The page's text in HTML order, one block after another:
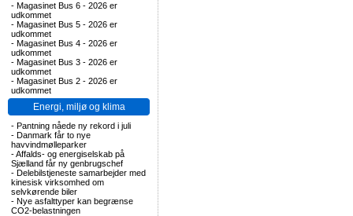
- Magasinet Bus 6 - 2026 er
udkommet
- Magasinet Bus 5 - 2026 er
udkommet
- Magasinet Bus 4 - 2026 er
udkommet
- Magasinet Bus 3 - 2026 er
udkommet
- Magasinet Bus 2 - 2026 er
udkommet
Energi, miljø og klima
- Pantning nåede ny rekord i juli
- Danmark får to nye
havvindmølleparker
-Affalds- og energiselskab på
Sjælland får ny genbrugschef
- Delebilstjeneste samarbejder med
kinesisk virksomhed om
selvkørende biler
- Nye asfalttyper kan begrænse
CO2-belastningen